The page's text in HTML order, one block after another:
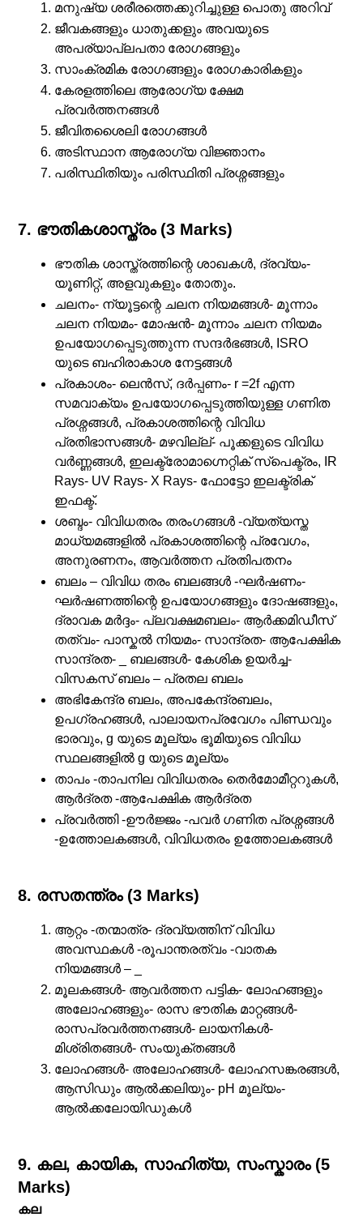
മനുഷ്യ ശരീരത്തെക്കുറിച്ചുള്ള പൊതു അറിവ്‌
ജീവകങ്ങളും ധാതുക്കളും അവയുടെ
അപര്യാപ്ലപതാ രോഗങ്ങളും
സാംക്രമിക രോഗങ്ങളും രോഗകാരികളും
കേരളത്തിലെ ആരോഗ്യ ക്ഷേമ
പ്രവര്‍ത്തനങ്ങള്‍
ജീവിതശൈലി രോഗങ്ങൾ
അടിസ്ഥാന ആരോഗ്യ വിജ്ഞാനം
പരിസ്ഥിതിയും പരിസ്ഥിതി പ്രശ്നങ്ങളും
7. ഭൗതികശാസ്ത്രം (3 Marks)
ഭൗതിക ശാസ്ത്രത്തിന്റെ ശാഖകൾ, ദ്രവ്യം-
യൂണിറ്റ്, അളവുകളും തോതും.
ചലനം- ന്യൂട്ടന്റെ ചലന നിയമങ്ങൾ- മൂന്നാം
ചലന നിയമം- മോഷൻ- മൂന്നാം ചലന നിയമം
ഉപയോഗപ്പെടുത്തുന്ന സന്ദർഭങ്ങൾ, ISRO
യുടെ ബഹിരാകാശ നേട്ടങ്ങൾ
പ്രകാശം- ലെൻസ്, ദർപ്പണം- r =2f എന്ന
സമവാക്യം ഉപയോഗപ്പെടുത്തിയുള്ള ഗണിത
പ്രശ്നങ്ങൾ, പ്രകാശത്തിന്റെ വിവിധ
പ്രതിഭാസങ്ങൾ- മഴവില്ല്- പൂക്കളുടെ വിവിധ
വർണ്ണങ്ങൾ, ഇലക്ട്രോമാഗ്നെറ്റിക് സ്പെക്ട്രം, IR
Rays- UV Rays- X Rays- ഫോട്ടോ ഇലക്ട്രിക്
ഇഫക്ട്.
ശബ്ദം- വിവിധതരം തരംഗങ്ങൾ -വ്യത്യസ്ത
മാധ്യമങ്ങളിൽ പ്രകാശത്തിന്റെ പ്രവേഗം,
അനുരണനം, ആവർത്തന പ്രതിപതനം
ബലം – വിവിധ തരം ബലങ്ങൾ -ഘർഷണം-
ഘർഷണത്തിന്റെ ഉപയോഗങ്ങളും ദോഷങ്ങളും,
ദ്രാവക മർദ്ദം- പ്ലവക്ഷമബലം- ആർക്കമിഡീസ്
തത്വം- പാസ്കൽ നിയമം- സാന്ദ്രത- ആപേക്ഷിക
സാന്ദ്രത- _ ബലങ്ങൾ- കേശിക ഉയർച്ച-
വിസകസ് ബലം – പ്രതല ബലം
അഭികേന്ദ്ര ബലം, അപകേന്ദ്രബലം,
ഉപഗ്രഹങ്ങൾ, പാലായനപ്രവേഗം പിണ്ഡവും
ഭാരവും, g യുടെ മൂല്യം ഭൂമിയുടെ വിവിധ
സ്ഥലങ്ങളിൽ g യുടെ മൂല്യം
താപം -താപനില വിവിധതരം തെർമോമീറ്ററുകൾ,
ആർദ്രത -ആപേക്ഷിക ആർദ്രത
പ്രവർത്തി -ഊർജ്ജം -പവർ ഗണിത പ്രശ്നങ്ങൾ
-ഉത്തോലകങ്ങൾ, വിവിധതരം ഉത്തോലകങ്ങൾ
8. രസതന്ത്രം (3 Marks)
ആറ്റം -തന്മാത്ര- ദ്രവ്യത്തിന് വിവിധ
അവസ്ഥകൾ -രൂപാന്തരത്വം -വാതക
നിയമങ്ങൾ – _
മൂലകങ്ങൾ- ആവർത്തന പട്ടിക- ലോഹങ്ങളും
അലോഹങ്ങളും- രാസ ഭൗതിക മാറ്റങ്ങൾ-
രാസപ്രവർത്തനങ്ങൾ- ലായനികൾ-
മിശ്രിതങ്ങൾ- സംയുക്തങ്ങൾ
ലോഹങ്ങൾ- അലോഹങ്ങൾ- ലോഹസങ്കരങ്ങൾ,
ആസിഡും ആൽക്കലിയും- pH മൂല്യം-
ആൽക്കലോയിഡുകൾ
9. കല, കായിക, സാഹിത്യ, സംസ്കാരം (5
Marks)
കല